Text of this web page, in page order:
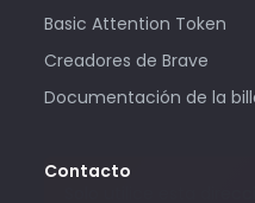
Basic Attention Token
Creadores de Brave
Documentación de la
Contacto